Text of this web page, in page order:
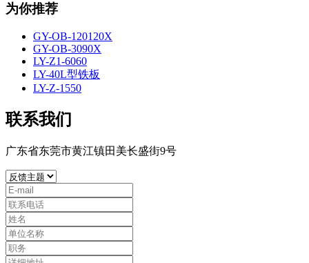
为你推荐
GY-OB-120120X
GY-OB-3090X
LY-Z1-6060
LY-40L型铁板
LY-Z-1550
联系我们
广东省东莞市黄江镇田美长盛街9号